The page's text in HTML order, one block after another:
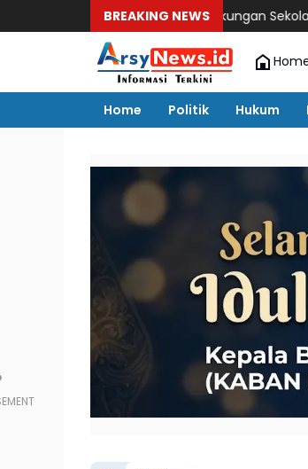
BREAKING NEWS
Pengenalan Lingkungan Sekolah, Puluhan
Home Politik Hukum